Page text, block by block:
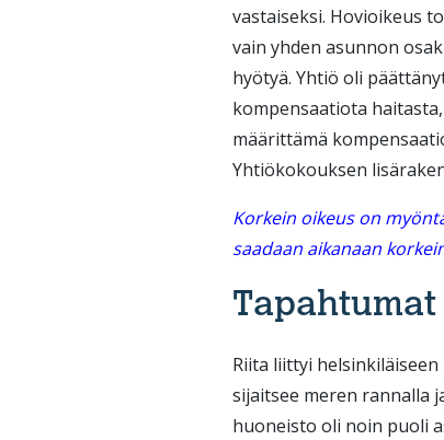
vastaiseksi. Hovioikeus
vain yhden asunnon
hyötyä. Yhtiö oli
kompensaatiota
määrittämä
Yhtiökokouksen
Korkein oikeus on
saadaan aikanaan
Tapahtumat
Riita liittyi
sijaitsee meren rannalla
huoneisto oli noin puoli